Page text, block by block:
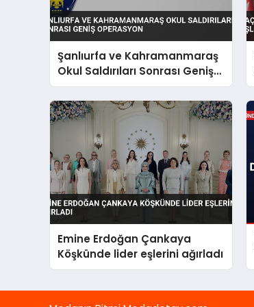
Şanlıurfa ve Kahramanmaraş
Okul Saldırıları Sonrası Geniş
Operasyon
Emine Erdoğan Çankaya
Köşkünde lider eşlerini ağırladı